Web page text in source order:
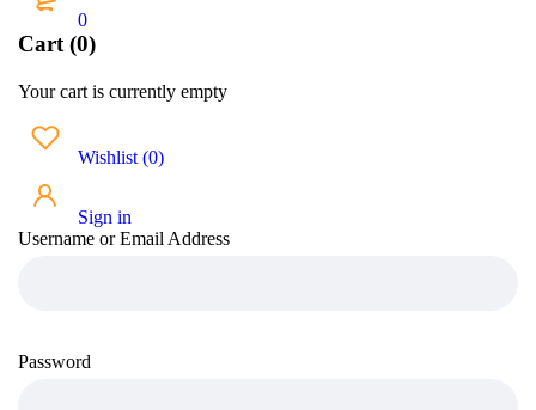
0
Cart (0)
Your cart is currently empty
Wishlist (0)
Sign in
Username or Email Address
Password